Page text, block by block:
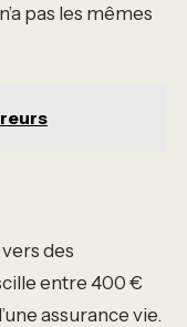
pas les mêmes
des
entre 400 €
assurance vie.